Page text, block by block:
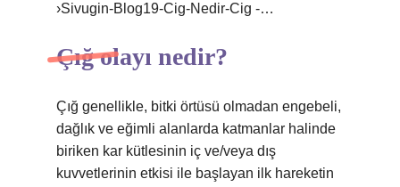
›Sivugin-Blog19-Cig-Nedir-Cig -…
Çığ olayı nedir?
Çığ genellikle, bitki örtüsü olmadan engebeli,
dağlık ve eğimli alanlarda katmanlar halinde
biriken kar kütlesinin iç ve/veya dış
kuvvetlerinin etkisi ile başlayan ilk hareketin